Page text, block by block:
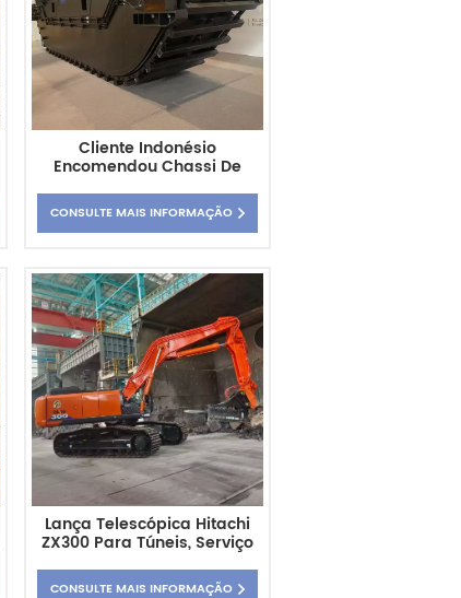
Cliente Indonésio
Encomendou Chassi De
Totalmente Flutuante HX220
CONSULTE MAIS INFORMAÇÃO
Lança Telescópica Hitachi
ZX300 Para Túneis, Serviço
CONSULTE MAIS INFORMAÇÃO